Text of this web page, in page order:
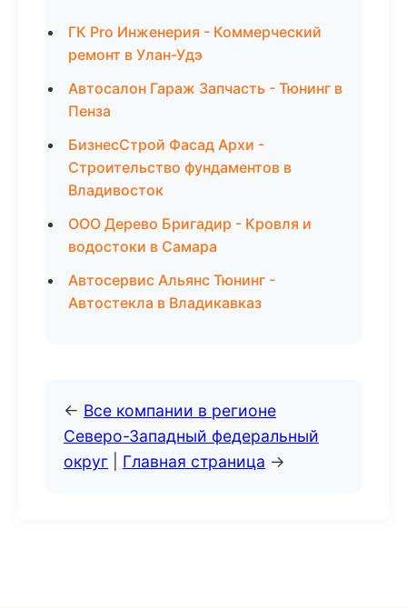
ГК Pro Инженерия - Коммерческий
ремонт в Улан-Удэ
Автосалон Гараж Запчасть - Тюнинг в
Пенза
БизнесСтрой Фасад Архи -
Строительство фундаментов в
Владивосток
ООО Дерево Бригадир - Кровля и
водостоки в Самара
Автосервис Альянс Тюнинг -
Автостекла в Владикавказ
← Все компании в регионе
Северо-Западный федеральный
округ
Главная страница →